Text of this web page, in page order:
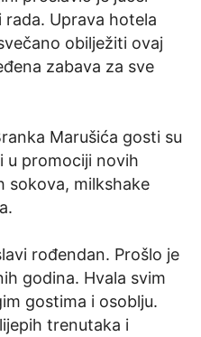
Uprava hotela
obilježiti ovaj
zabava za sve
Marušića gosti su
u promociji novih
sokova, milkshake
rođendan. Prošlo je
godina. Hvala svim
gostima i osoblju.
trenutaka i